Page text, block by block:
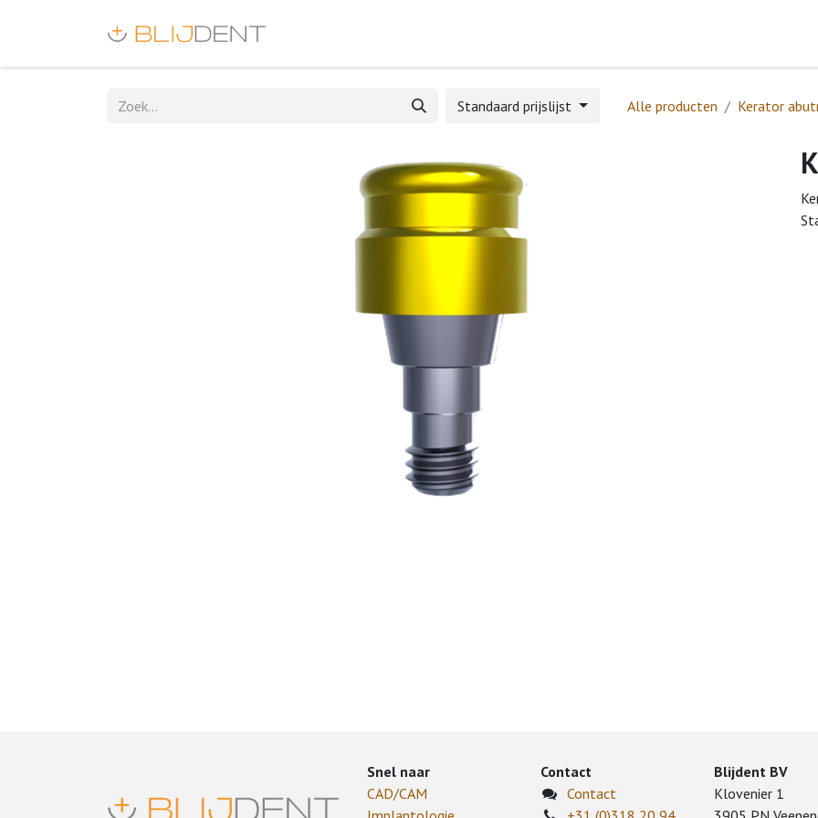
Standaard prijslijst Alle producten Kerator
Snel naar
CAD/CAM
Contact
Contact
Blijdent BV
Klovenier 1